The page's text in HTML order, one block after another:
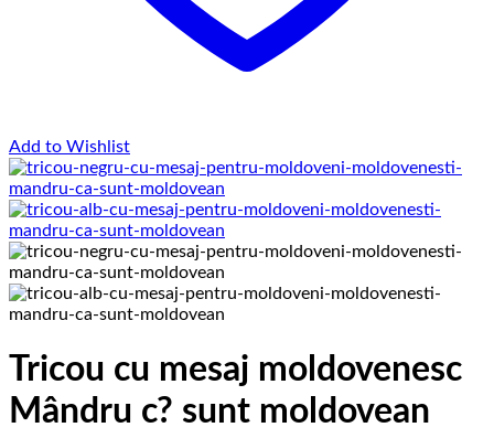
Add to Wishlist
Tricou cu mesaj moldovenesc
Mândru c? sunt moldovean